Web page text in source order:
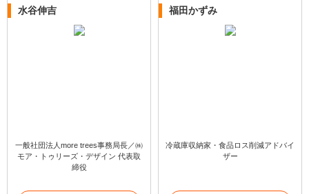
水谷伸吉
一般社団法人more trees事務局長／㈱
モア・トゥリーズ・デザイン 代表取
締役
福田かずみ
冷蔵庫収納家・食品ロス削減アドバイ
ザー